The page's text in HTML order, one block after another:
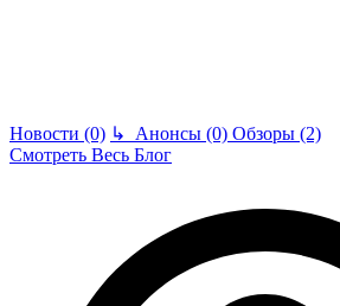
Новости (0) ↳ Анонсы (0) Обзоры (2)
Смотреть Весь Блог